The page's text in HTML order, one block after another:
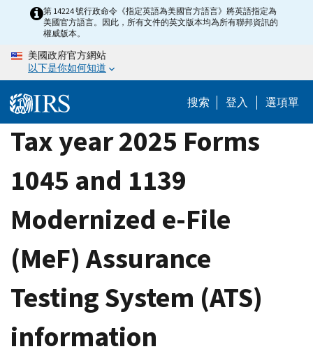
content
第 14224 號行政命令《指定英語為美國官方語言》將英語指定為
美國官方語言。因此，所有文件的英文版本均為所有聯邦資訊的
權威版本。
美國政府官方網站
以下是你如何知道
搜索 登入 選項單
Tax year 2025 Forms
1045 and 1139
Modernized e-File
(MeF) Assurance
Testing System (ATS)
information